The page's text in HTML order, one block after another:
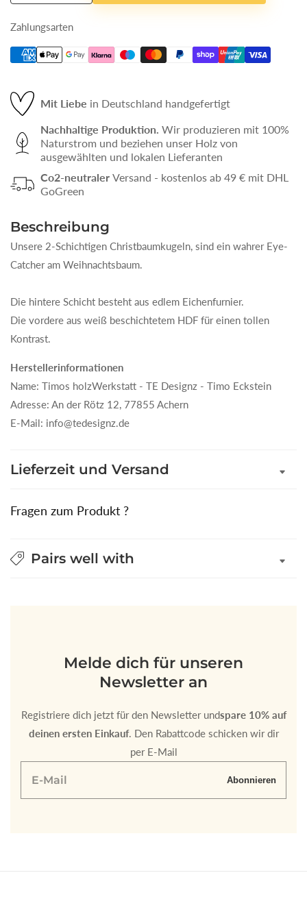
Menge
Weihnachtskugeln
edlem
Weihnachtskugeln
edlem
Zahlungsarten
Mit Liebe in Deutschland handgefertigt
Nachhaltige Produktion. Wir produzieren mit 100%
Naturstrom und beziehen unser Holz von
ausgewählten und lokalen Lieferanten
Co2-neutraler Versand - kostenlos ab 49 € mit DHL
GoGreen
Beschreibung
Unsere 2-Schichtigen Christbaumkugeln, sind ein wahrer Eye-
Catcher am Weihnachtsbaum.
Die hintere Schicht besteht aus edlem Eichenfurnier.
Die vordere aus weiß beschichtetem HDF für einen tollen
Kontrast.
Herstellerinformationen
Name: Timos holzWerkstatt - TE Designz - Timo Eckstein
Adresse: An der Rötz 12, 77855 Achern
E-Mail: info@tedesignz.de
Lieferzeit und Versand
Fragen zum Produkt ?
Pairs well with
Melde dich für unseren
Newsletter an
Registriere dich jetzt für den Newsletter undspare 10% auf
deinen ersten Einkauf. Den Rabattcode schicken wir dir
per E-Mail
E-
Abonnieren